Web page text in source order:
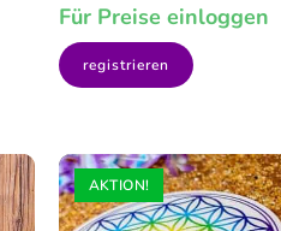
Für Preise einloggen
registrieren
AKTION!